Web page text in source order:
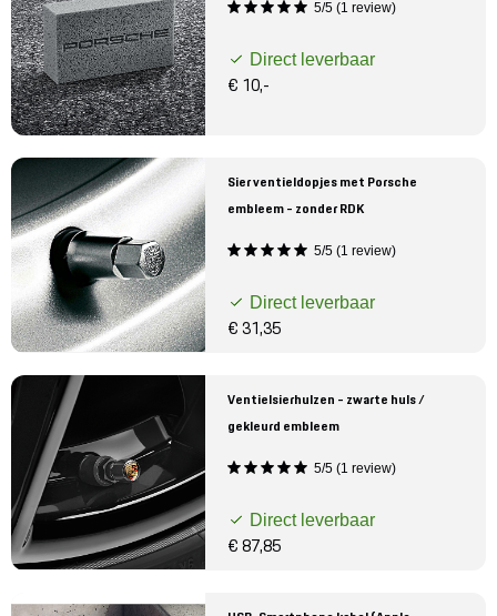
5/5 (1 review)
Direct leverbaar
€ 10,-
Sier ventieldopjes met Porsche
embleem - zonder RDK
5/5 (1 review)
Direct leverbaar
€ 31,35
Ventielsierhulzen - zwarte huls /
gekleurd embleem
5/5 (1 review)
Direct leverbaar
€ 87,85